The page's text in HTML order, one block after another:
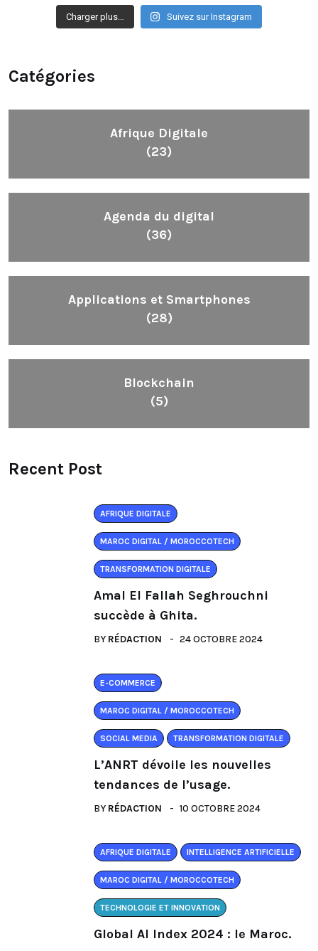
Charger plus… Suivez sur Instagram
Catégories
Afrique Digitale
(23)
Agenda du digital
(36)
Applications et Smartphones
(28)
Blockchain
(5)
Recent Post
AFRIQUE DIGITALE
MAROC DIGITAL / MOROCCOTECH
TRANSFORMATION DIGITALE
Amal El Fallah Seghrouchni
succède à Ghita.
BY RÉDACTION 24 OCTOBRE 2024
E-COMMERCE
MAROC DIGITAL / MOROCCOTECH
SOCIAL MEDIA TRANSFORMATION DIGITALE
L’ANRT dévoile les nouvelles
tendances de l’usage.
BY RÉDACTION 10 OCTOBRE 2024
AFRIQUE DIGITALE INTELLIGENCE ARTIFICIELLE
MAROC DIGITAL / MOROCCOTECH
TECHNOLOGIE ET INNOVATION
Global AI Index 2024 : le Maroc.